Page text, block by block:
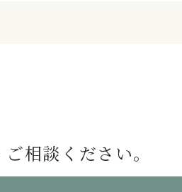
ご相談ください。